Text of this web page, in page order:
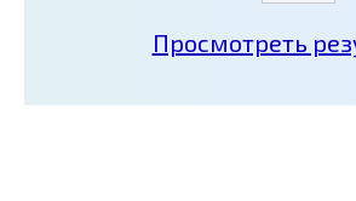
Просмотреть